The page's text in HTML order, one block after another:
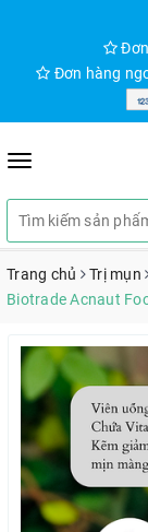
Đơn hàng
Trang chủ Trị mụn
Biotrade Acnaut